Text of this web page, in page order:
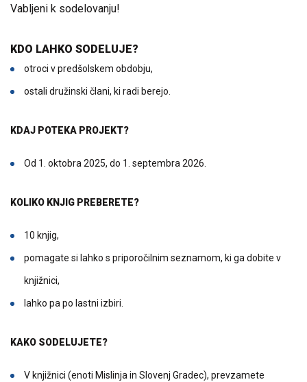
Vabljeni k sodelovanju!
KDO LAHKO SODELUJE?
otroci v predšolskem obdobju,
ostali družinski člani, ki radi berejo.
KDAJ POTEKA PROJEKT?
Od 1. oktobra 2025, do 1. septembra 2026.
KOLIKO KNJIG PREBERETE?
10 knjig,
pomagate si lahko s priporočilnim seznamom, ki ga dobite v
knjižnici,
lahko pa po lastni izbiri.
KAKO SODELUJETE?
V knjižnici (enoti Mislinja in Slovenj Gradec), prevzamete